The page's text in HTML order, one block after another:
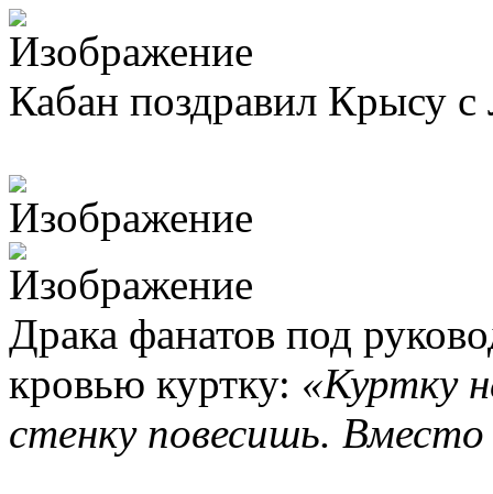
Кабан поздравил Крысу
Драка фанатов под
кровью куртку: «Куртку
стенку повесишь.